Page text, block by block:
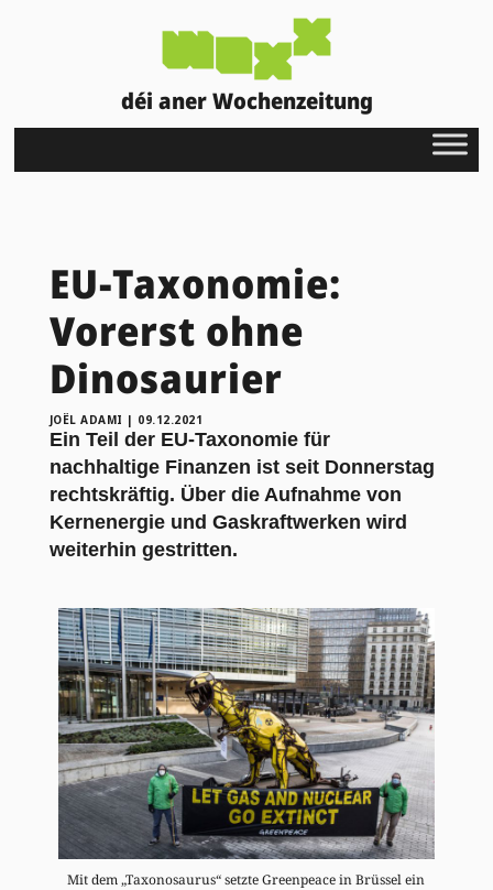
déi aner Wochenzeitung
EU-Taxonomie:
Vorerst ohne
Dinosaurier
JOËL ADAMI | 09.12.2021
Ein Teil der EU-Taxonomie für
nachhaltige Finanzen ist seit Donnerstag
rechtskräftig. Über die Aufnahme von
Kernenergie und Gaskraftwerken wird
weiterhin gestritten.
Mit dem „Taxonosaurus“ setzte Greenpeace in Brüssel ein